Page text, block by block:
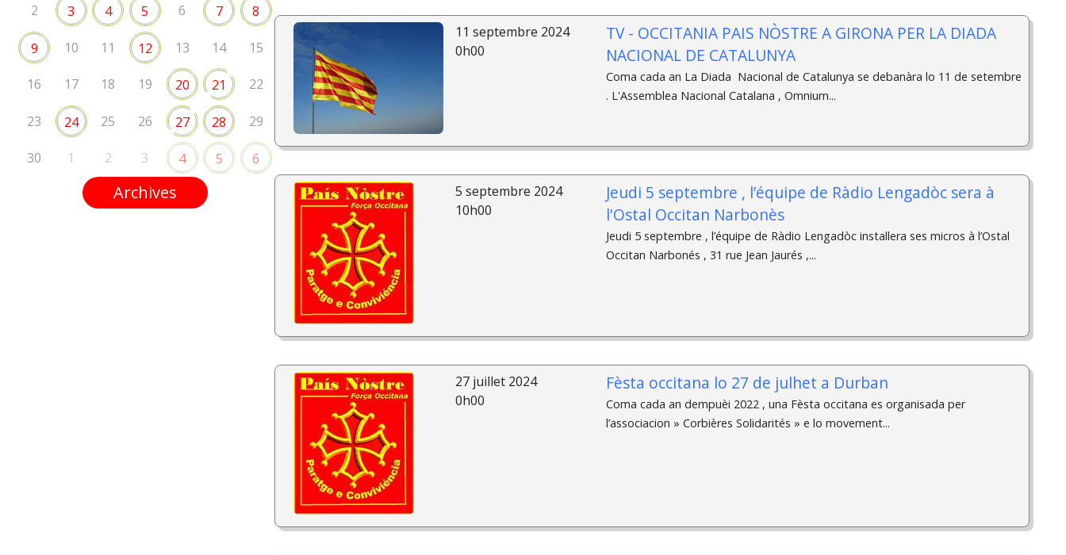
2 3 4 5 6 7 8
9 10 11 12 13 14 15
16 17 18 19 20 21 22
23 24 25 26 27 28 29
30 1 2 3 4 5 6
Archives
11 septembre 2024
0h00
TV - OCCITANIA PAIS NÒSTRE A GIRONA PER LA DIADA
NACIONAL DE CATALUNYA
Coma cada an La Diada Nacional de Catalunya se debanàra lo 11 de setembre
. L'Assemblea Nacional Catalana , Omnium...
5 septembre 2024
10h00
Jeudi 5 septembre , l’équipe de Ràdio Lengadòc sera à
l'Ostal Occitan Narbonès
Jeudi 5 septembre , l’équipe de Ràdio Lengadòc installera ses micros à l’Ostal
Occitan Narbonés , 31 rue Jean Jaurés ,...
27 juillet 2024
0h00
Fèsta occitana lo 27 de julhet a Durban
Coma cada an dempuèi 2022 , una Fèsta occitana es organisada per
l’associacion » Corbières Solidarités » e lo movement...